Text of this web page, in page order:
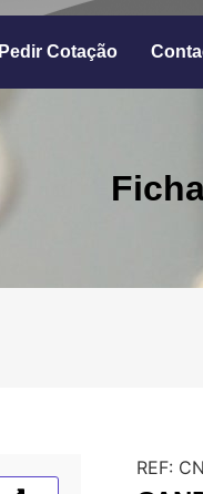
Pedir Cotação
REF: